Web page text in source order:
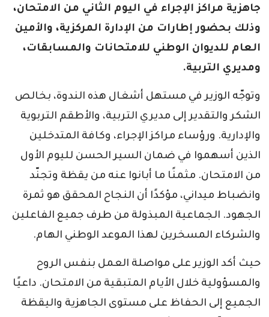
جاهزية مراكز الإجراء في اليوم الثاني من الامتحان،
وذلك بحضور إطارات من الإدارة المركزية، والأمين
العام للديوان الوطني للامتحانات والمسابقات،
ومديري التربية.
وتوجّه الوزير في مستهل أشغال هذه الندوة، بخالص
الشكر والتقدير إلى مديري التربية، والأطقم التربوية
والإدارية. ورؤساء مراكز الإجراء، وكافة المتدخلين
الذين أسهموا في ضمان السير الحسن لليوم الأول
من الامتحان. مثمنًا ما أبانوا عنه من يقظة وتجنّد
وانضباط ميداني، مؤكدًا أن النجاح المحقق هو ثمرة
الجهود. الجماعية المبذولة من طرف جميع الفاعلين
والشركاء المسخرين لهذا الموعد الوطني الهام.
حيث أكد الوزير على مواصلة العمل بنفس الروح
والمسؤولية خلال الأيام المتبقية من الامتحان. داعيًا
الجميع إلى الحفاظ على مستوى الجاهزية واليقظة